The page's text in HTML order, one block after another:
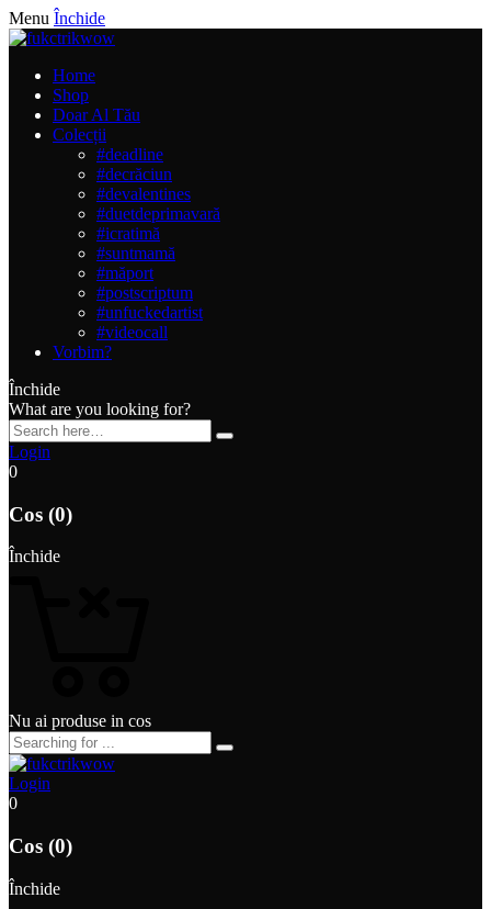
Menu Închide
Home
Shop
Doar Al Tău
Colecții
#deadline
#decrăciun
#devalentines
#duetdeprimavară
#icratimă
#suntmamă
#măport
#postscriptum
#unfuckedartist
#videocall
Vorbim?
Închide
What are you looking for?
Login
0
Cos (0)
Închide
Nu ai produse in cos
Login
0
Cos (0)
Închide